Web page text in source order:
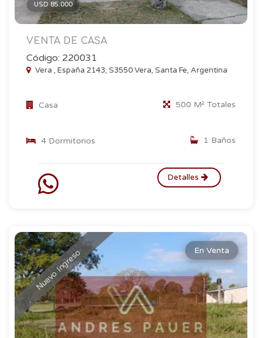
USD 85.000
VENTA DE CASA
Código: 220031
Vera , España 2143, S3550 Vera, Santa Fe, Argentina
Casa 500 M² Totales
4 Dormitorios 1 Baños
Detalles
Nuevo Ingreso En Venta